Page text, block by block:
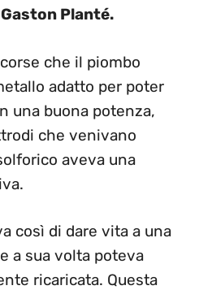
Gaston Planté.
che il piombo
adatto per poter
una buona potenza,
che venivano
aveva una
così di dare vita a una
a sua volta poteva
ricaricata. Questa